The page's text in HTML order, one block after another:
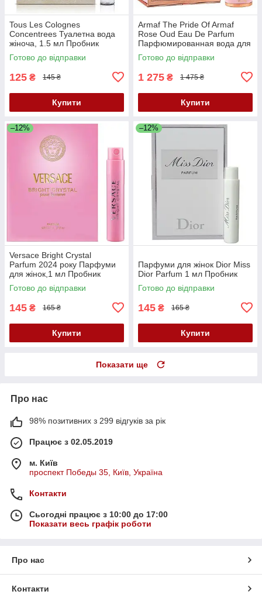
Tous Les Colognes
Concentrees Туалетна вода
жіноча, 1.5 мл Пробник
Готово до відправки
125 ₴ 145 ₴
Купити
Armaf The Pride Of Armaf
Rose Oud Eau De Parfum
Парфюмированная вода для
женщин , 100 мл
Готово до відправки
1 275 ₴ 1 475 ₴
Купити
–12%
Versace Bright Crystal
Parfum 2024 року Парфуми
для жінок,1 мл Пробник
Готово до відправки
145 ₴ 165 ₴
Купити
–12%
Парфуми для жінок Dior Miss
Dior Parfum 1 мл Пробник
Готово до відправки
145 ₴ 165 ₴
Купити
Показати ще
Про нас
98% позитивних з 299 відгуків за рік
Працює з 02.05.2019
м. Київ
проспект Победы 35, Київ, Україна
Контакти
Сьогодні працює з 10:00 до 17:00
Показати весь графік роботи
Про нас
Контакти